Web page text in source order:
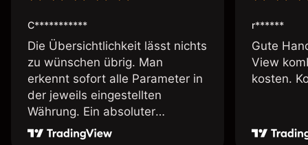
C***********
Die Übersichtlichkeit lässt nichts
zu wünschen übrig. Man
erkennt sofort alle Parameter in
der jeweils eingestellten
Währung. Ein absoluter
Pluspunkt an dieser Stelle.
r******
Gute
View
kosten.